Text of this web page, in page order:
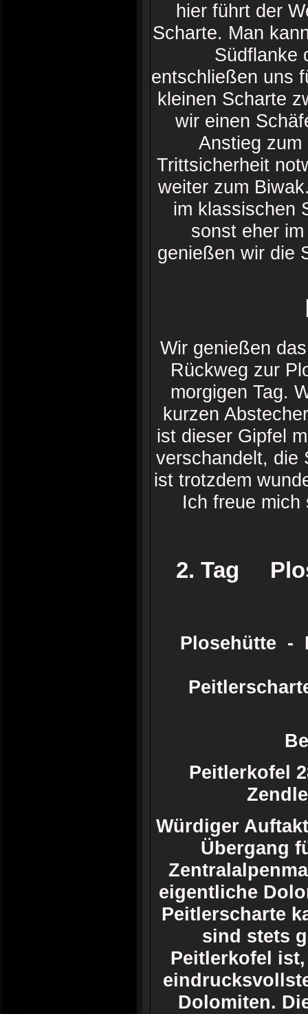
hier führt der
Scharte. Man
Südflanke
entschließen uns
kleinen Scharte
wir einen
Anstieg
Trittsicherheit
weiter zum
im klassischen
sonst eher
genießen wir die
Wir genießen
Rückweg zur
morgigen Tag.
kurzen
ist dieser Gipfel
verschandelt, die
ist trotzdem
Ich freue mich
2. Tag
Plosehütte -
Peitlerkofel
Würdiger
Übergang
eigentliche
Peitlerscharte
sind stets
Peitlerkofel
Dolomiten.